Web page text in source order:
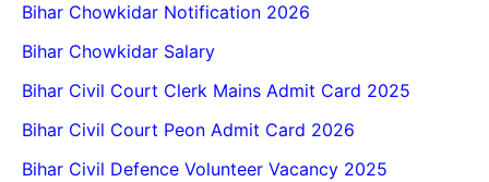
Bihar Chowkidar Notification 2026
Bihar Chowkidar Salary
Bihar Civil Court Clerk Mains Admit Card 2025
Bihar Civil Court Peon Admit Card 2026
Bihar Civil Defence Volunteer Vacancy 2025